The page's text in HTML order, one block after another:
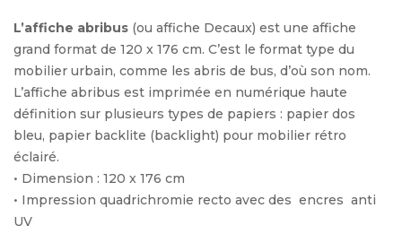
L’affiche abribus (ou affiche Decaux) est une affiche
grand format de 120 x 176 cm. C’est le format type du
mobilier urbain, comme les abris de bus, d’où son nom.
L’affiche abribus est imprimée en numérique haute
définition sur plusieurs types de papiers : papier dos
bleu, papier backlite (backlight) pour mobilier rétro
éclairé.
• Dimension : 120 x 176 cm
• Impression quadrichromie recto avec des encres anti
UV